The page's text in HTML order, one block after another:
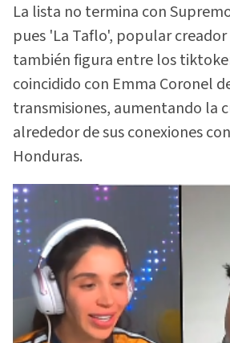
La lista no termina con
pues 'La Taflo', popular
también figura entre los
coincidido con Emma Coronel
transmisiones, aumentando la
alrededor de sus conexiones
Honduras.